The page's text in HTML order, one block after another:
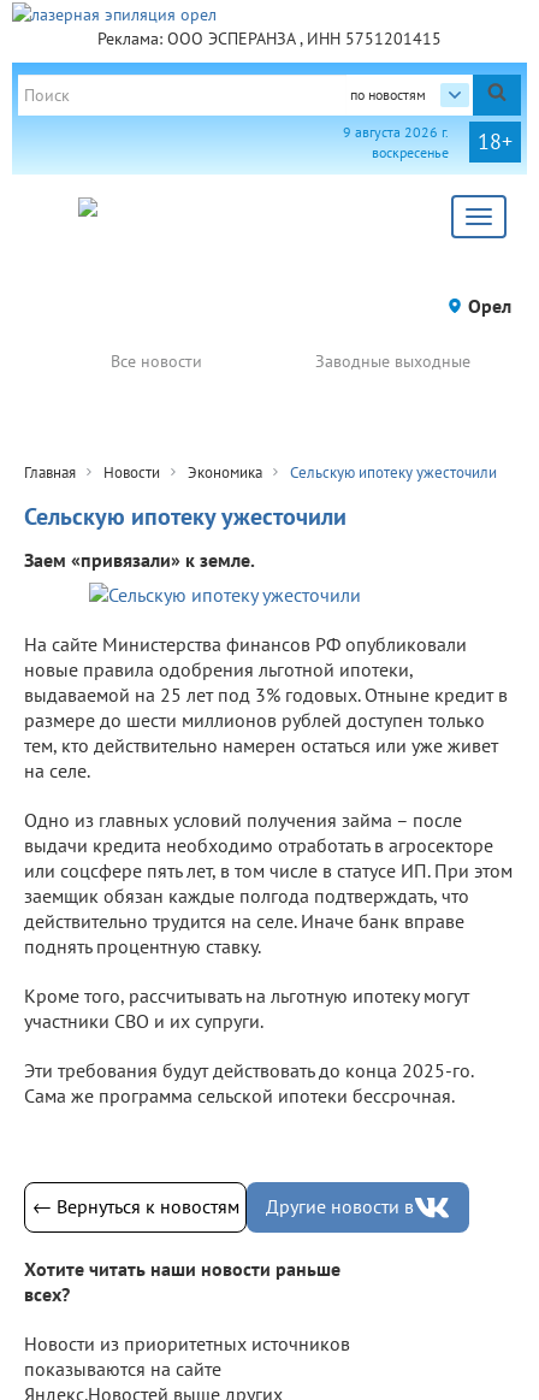
Реклама: ООО ЭСПЕРАНЗА , ИНН 5751201415
по новостям
18+
9 августа 2026 г.
воскресенье
Toggle
Орел
Все новости Заводные выходные
Главная Новости Экономика Сельскую ипотеку ужесточили
Сельскую ипотеку ужесточили
Заем «привязали» к земле.
На сайте Министерства финансов РФ опубликовали
новые правила одобрения льготной ипотеки,
выдаваемой на 25 лет под 3% годовых. Отныне кредит в
размере до шести миллионов рублей доступен только
тем, кто действительно намерен остаться или уже живет
на селе.
Одно из главных условий получения займа – после
выдачи кредита необходимо отработать в агросекторе
или соцсфере пять лет, в том числе в статусе ИП. При этом
заемщик обязан каждые полгода подтверждать, что
действительно трудится на селе. Иначе банк вправе
поднять процентную ставку.
Кроме того, рассчитывать на льготную ипотеку могут
участники СВО и их супруги.
Эти требования будут действовать до конца 2025-го.
Сама же программа сельской ипотеки бессрочная.
← Вернуться к новостям Другие новости в
Хотите читать наши новости раньше
всех?
Новости из приоритетных источников
показываются на сайте
Яндекс.Новостей выше других